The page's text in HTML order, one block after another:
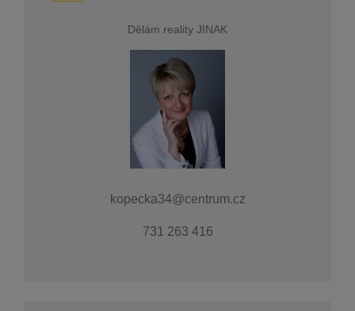
Dělám reality JINAK
kopecka34@centrum.cz
731 263 416